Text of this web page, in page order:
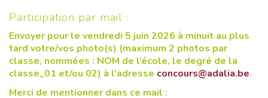
Participation par mail :
Envoyer pour le vendredi 5 juin 2026 à minuit au plus
tard votre/vos photo(s) (maximum 2 photos par
classe, nommées : NOM de l’école, le degré de la
classe_01 et/ou 02) à l’adresse concours@adalia.be.
Merci de mentionner dans ce mail :